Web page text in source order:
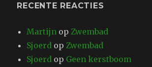
RECENTE REACTIES
Martijn op Zwembad
Sjoerd op Zwembad
Sjoerd op Geen kerstboom